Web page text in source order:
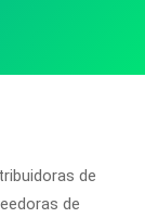
de
de